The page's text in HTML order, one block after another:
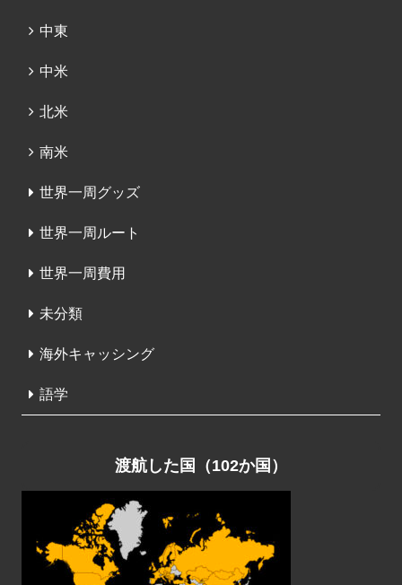
中東
中米
北米
南米
世界一周グッズ
世界一周ルート
世界一周費用
未分類
海外キャッシング
語学
渡航した国（102か国）